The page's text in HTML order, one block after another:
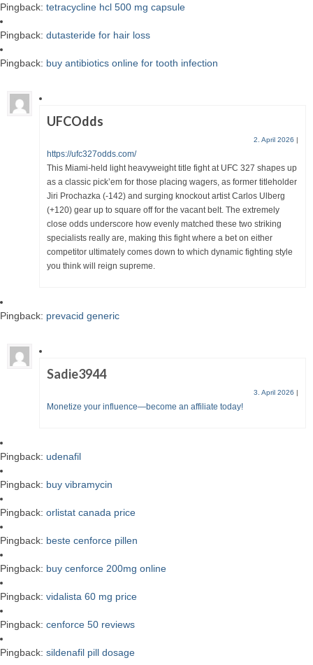
Pingback: tetracycline hcl 500 mg capsule
Pingback: dutasteride for hair loss
Pingback: buy antibiotics online for tooth infection
UFCOdds
2. April 2026 |
https://ufc327odds.com/
This Miami-held light heavyweight title fight at UFC 327 shapes up
as a classic pick’em for those placing wagers, as former titleholder
Jiri Prochazka (-142) and surging knockout artist Carlos Ulberg
(+120) gear up to square off for the vacant belt. The extremely
close odds underscore how evenly matched these two striking
specialists really are, making this fight where a bet on either
competitor ultimately comes down to which dynamic fighting style
you think will reign supreme.
Pingback: prevacid generic
Sadie3944
3. April 2026 |
Monetize your influence—become an affiliate today!
Pingback: udenafil
Pingback: buy vibramycin
Pingback: orlistat canada price
Pingback: beste cenforce pillen
Pingback: buy cenforce 200mg online
Pingback: vidalista 60 mg price
Pingback: cenforce 50 reviews
Pingback: sildenafil pill dosage